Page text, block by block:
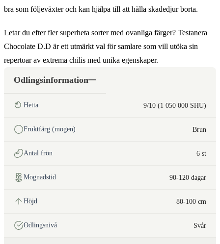
bra som följeväxter och kan hjälpa till att hålla skadedjur borta.
Letar du efter flersuperheta sortermed ovanliga färger? Testanera
Chocolate D.D är ett utmärkt val för samlare som vill utöka sin
repertoar av extrema chilis med unika egenskaper.
Odlingsinformation
Hetta 9/10 (1 050 000 SHU)
Fruktfärg (mogen) Brun
Antal frön 6 st
Mognadstid 90-120 dagar
Höjd 80-100 cm
Odlingsnivå Svår